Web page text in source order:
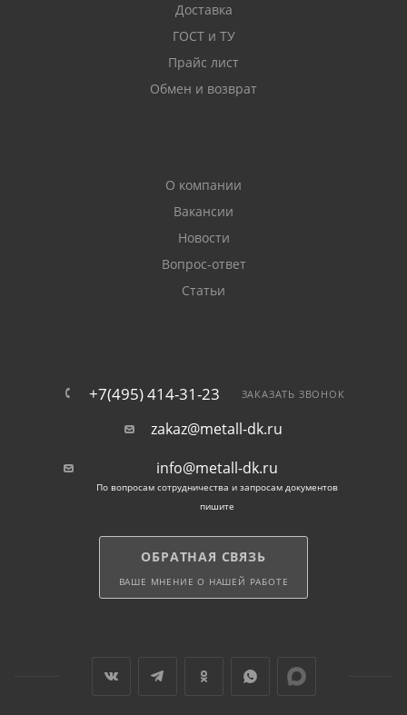
Доставка
ГОСТ и ТУ
Прайс лист
Обмен и возврат
О компании
Вакансии
Новости
Вопрос-ответ
Статьи
+7(495) 414-31-23 ЗАКАЗАТЬ ЗВОНОК
zakaz@metall-dk.ru
info@metall-dk.ru
По вопросам сотрудничества и запросам документов
пишите
ОБРАТНАЯ СВЯЗЬ
ВАШЕ МНЕНИЕ О НАШЕЙ РАБОТЕ